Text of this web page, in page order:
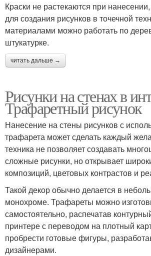
Краски не растекаются при
для создания рисунков в точечной
материалами можно работать по
штукатурке.
читать дальше →
Рисунки на стенах в
Трафаретный рисунок
Нанесение на стены рисунков с
трафарета может сделать каждый
техника не позволяет создавать
сложные рисунки, но открывает
композиций, цветовых контрастов и
Такой декор обычно делается в
монохроме. Трафареты можно
самостоятельно, распечатав
принтере с переводом на плотный
пробрести готовые фигуры,
дизайнерами.